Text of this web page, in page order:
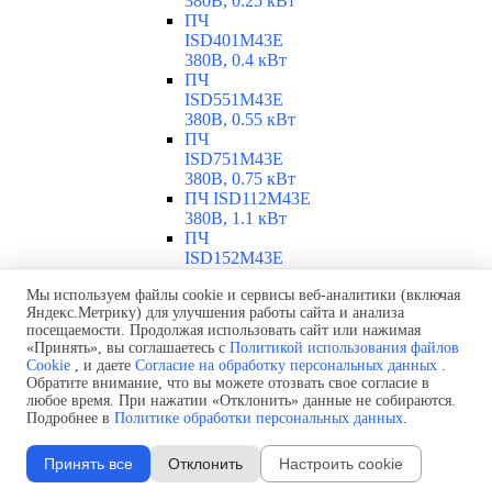
ПЧ
ISD401M43E
380В, 0.4 кВт
ПЧ
ISD551M43E
380В, 0.55 кВт
ПЧ
ISD751M43E
380В, 0.75 кВт
ПЧ ISD112M43E
380В, 1.1 кВт
ПЧ
ISD152M43E
ПЧ
ISD222M43E
380В, 2.2 кВт
ПЧ
ISD302M43E
380В, 3 кВт
ПЧ
380В, 4 кВт
Мы используем файлы cookie и сервисы веб-аналитики (включая
Яндекс.Метрику) для улучшения работы сайта и анализа
посещаемости. Продолжая использовать сайт или нажимая
«Принять», вы соглашаетесь с Политикой использования файлов
Cookie , и даете Согласие на обработку персональных данных .
Обратите внимание, что вы можете отозвать свое согласие в
любое время. При нажатии «Отклонить» данные не собираются.
Подробнее в Политике обработки персональных данных.
Принять все Отклонить Настроить cookie